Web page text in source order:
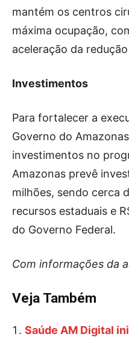
mantém os centros
máxima ocupação,
aceleração da
Investimentos
Para fortalecer a
Governo do
investimentos no
Amazonas prevê
milhões, sendo cerca
recursos estaduais e
do Governo Federal.
Com informações da
Veja Também
Saúde AM Digital